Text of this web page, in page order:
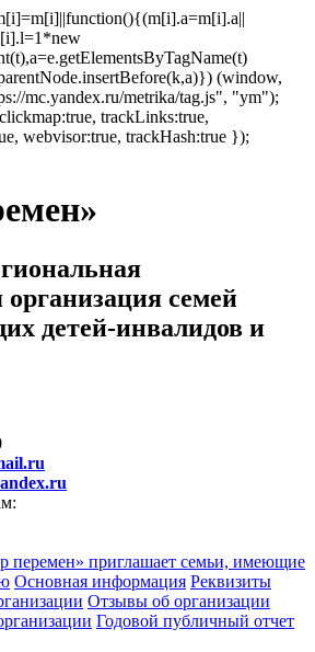
(window,
mc.yandex.ru/metrika/tag.js", "ym");
trackLinks:true,
webvisor:true, trackHash:true });
семей
детей-инвалидов и
приглашает семьи, имеющие
Основная информация Реквизиты
Отзывы об организации
Годовой публичный отчет